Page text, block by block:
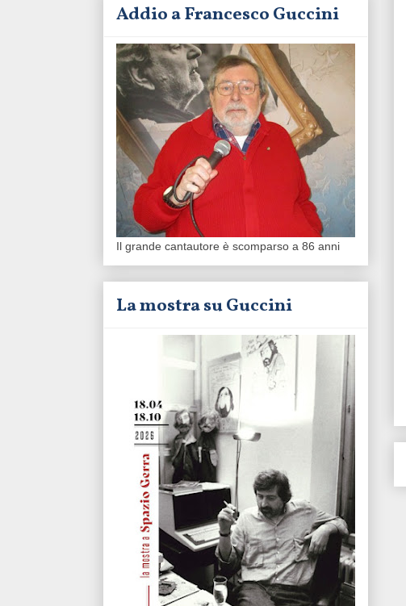
Addio a Francesco Guccini
Il grande cantautore è scomparso a 86 anni
La mostra su Guccini